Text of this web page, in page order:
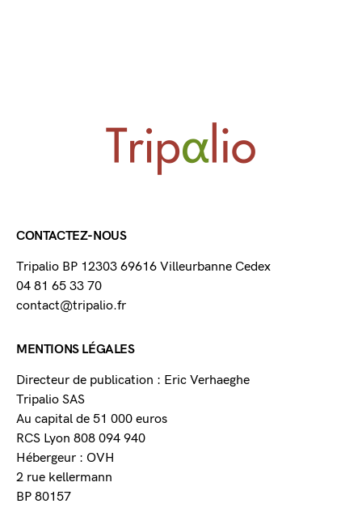
CONTACTEZ-NOUS
Tripalio BP 12303 69616 Villeurbanne Cedex
04 81 65 33 70
contact@tripalio.fr
MENTIONS LÉGALES
Directeur de publication : Eric Verhaeghe
Tripalio SAS
Au capital de 51 000 euros
RCS Lyon 808 094 940
Hébergeur : OVH
2 rue kellermann
BP 80157